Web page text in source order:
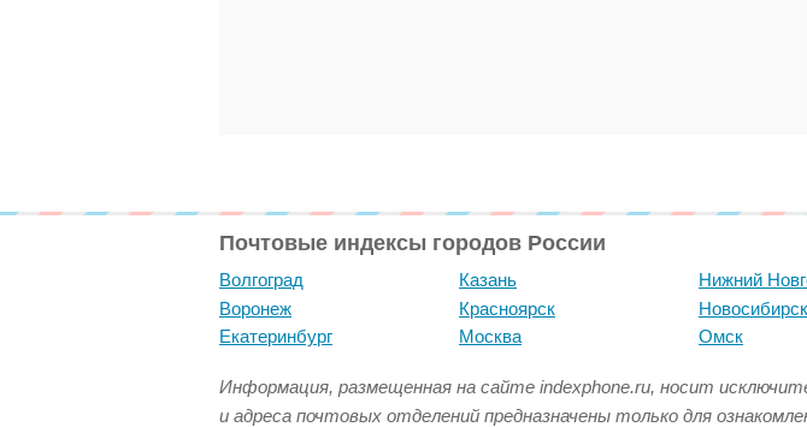
Почтовые индексы городов России
Волгоград
Воронеж
Екатеринбург
Казань
Красноярск
Москва
Нижний
Новосибирск
Омск
Информация, размещенная на сайте indexphone.ru, носит
и адреса почтовых отделений предназначены только для